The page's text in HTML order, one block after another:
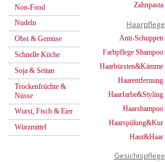
Non-Food
Nudeln
Obst & Gemüse
Schnelle Küche
Soja & Seitan
Trockenfrüchte &
Nüsse
Wurst, Fisch & Eier
Würzmittel
Zahnpasta
Haarpflege
Anti-Schuppen
Farbpflege Shampoo
Haarbürsten&Kämme
Haarentfernung
Haarfarbe&Styling
Haarshampoo
Haarspülung&Kur
Haut&Haar
Gesichtspflege